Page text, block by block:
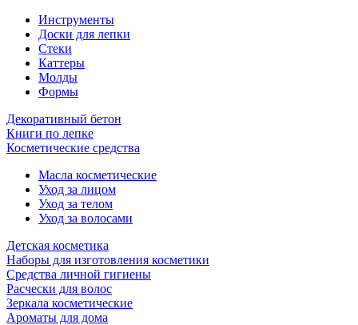
Инструменты
Доски для лепки
Стеки
Каттеры
Молды
Формы
Декоративный бетон
Книги по лепке
Косметические средства
Масла косметические
Уход за лицом
Уход за телом
Уход за волосами
Детская косметика
Наборы для изготовления косметики
Средства личной гигиены
Расчески для волос
Зеркала косметические
Ароматы для дома